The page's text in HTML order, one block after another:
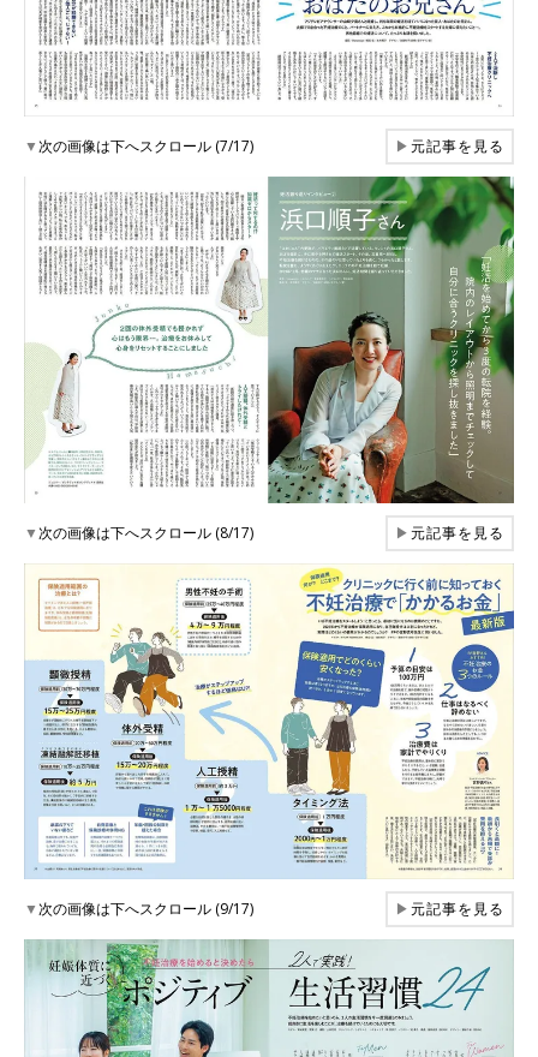
▼次の画像は下へスクロール (7/17) ▶元記事を見る
▼次の画像は下へスクロール (8/17) ▶元記事を見る
▼次の画像は下へスクロール (9/17) ▶元記事を見る